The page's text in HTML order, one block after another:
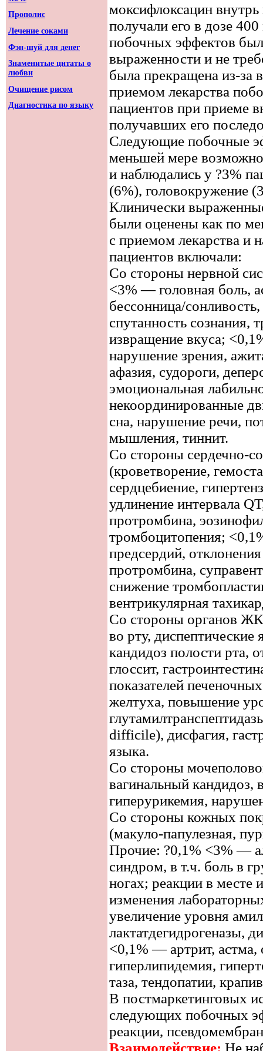
Прополис
Лечение соками
Фэн-шуй для денег
Знаменитые цитаты о
любви
Очищение рисом
Диагностика по языку
моксифлоксацин
получали его в дозе
побочных эффектов
выраженности и не
была прекращена из-за
приемом лекарства
пациентов при приеме
получавших его
Следующие побочные
меньшей мере
и наблюдались у ?3%
(6%), головокружение
Клинически
были оценены как по
с приемом лекарства и
пациентов включали:
Со стороны нервной
<3% — головная боль,
бессонница/
спутанность сознания,
извращение вкуса;
нарушение зрения,
афазия, судороги,
эмоциональная
некоординированные
сна, нарушение речи,
мышления, тиннит.
Со стороны сердечно-
(кроветворение,
сердцебиение,
удлинение интервала
протромбина,
тромбоцитопения;
предсердий,
протромбина,
снижение
вентрикулярная
Со стороны органов
во рту, диспептические
кандидоз полости рта,
глоссит,
показателей
желтуха, повышение
difficile), дисфагия,
языка.
Со стороны
вагинальный
гиперурикемия,
Со стороны кожных
(макуло-папулезная,
Прочие: ?0,1% <3% —
синдром, в т.ч. боль в
ногах; реакции в месте
изменения
увеличение уровня
лактатдегидрогеназы,
<0,1% — артрит, астма,
гиперлипидемия,
таза, тендопатии,
В постмаркетинговых
следующих побочных
реакции,
Взаимодействие: Не